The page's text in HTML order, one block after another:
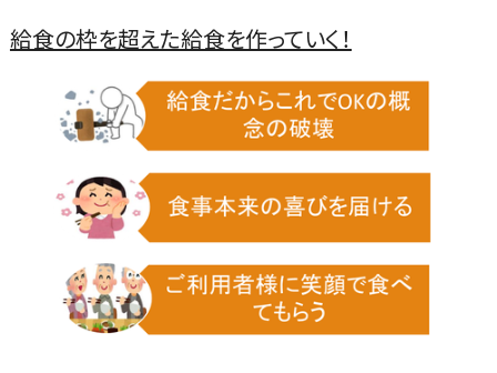
給食の枠を超えた給食を作っていく！